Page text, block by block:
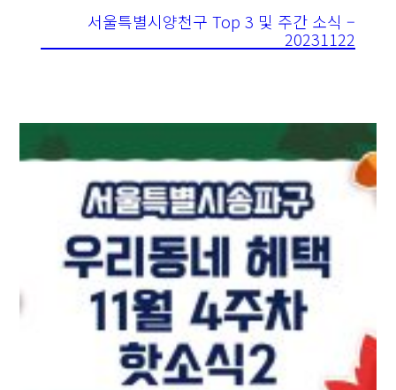
서울특별시양천구 Top 3 및 주간 소식 –
20231122